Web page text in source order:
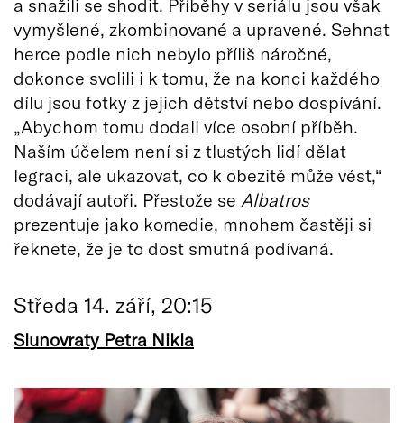
a snažili se shodit. Příběhy v seriálu jsou však
vymyšlené, zkombinované a upravené. Sehnat
herce podle nich nebylo příliš náročné,
dokonce svolili i k tomu, že na konci každého
dílu jsou fotky z jejich dětství nebo dospívání.
„Abychom tomu dodali více osobní příběh.
Naším účelem není si z tlustých lidí dělat
legraci, ale ukazovat, co k obezitě může vést,“
dodávají autoři. Přestože se Albatros
prezentuje jako komedie, mnohem častěji si
řeknete, že je to dost smutná podívaná.
Středa 14. září, 20:15
Slunovraty Petra Nikla